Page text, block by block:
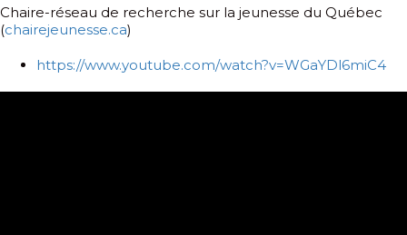
Chaire-réseau de recherche sur la jeunesse du Québec
(chairejeunesse.ca)
https://www.youtube.com/watch?v=WGaYDl6miC4